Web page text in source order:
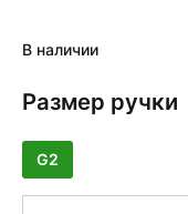
В наличии
Размер ручки
G2